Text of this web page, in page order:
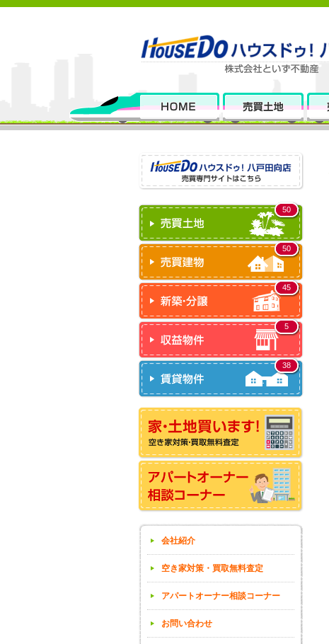
50
50
45
5
38
会社紹介
空き家対策・買取無料査定
アパートオーナー相談コーナー
お問い合わせ